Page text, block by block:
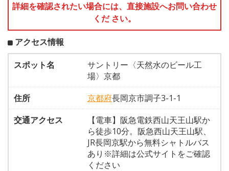
詳細を確認されたい場合には、直接施設へお問い合わせ
くだ さい。
アクセス情報
スポット名
サントリー〈天然水のビール工
場〉京都
住所
京都府長岡京市調子3-1-1
交通アクセス
【電車】阪急電鉄西山天王山駅か
ら徒歩10分。阪急西山天王山駅、
JR長岡京駅から無料シャトルバス
あり※詳細は公式サイトをご確認
ください